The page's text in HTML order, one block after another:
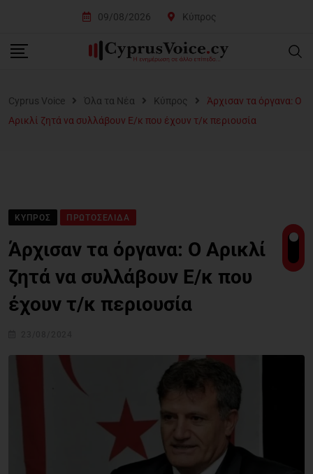
09/08/2026 Κύπρος
Cyprus Voice Όλα τα Νέα Κύπρος
Άρχισαν τα όργανα: Ο
Αρικλί ζητά να συλλάβουν Ε/κ που έχουν τ/κ περιουσία
ΚΎΠΡΟΣ ΠΡΩΤΟΣΈΛΙΔΑ
Άρχισαν τα όργανα: Ο Αρικλί
ζητά να συλλάβουν Ε/κ που
έχουν τ/κ περιουσία